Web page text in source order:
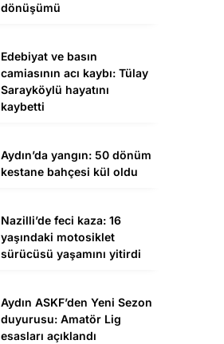
dönüşümü
Edebiyat ve basın
camiasının acı kaybı: Tülay
Sarayköylü hayatını
kaybetti
Aydın’da yangın: 50 dönüm
kestane bahçesi kül oldu
Nazilli’de feci kaza: 16
yaşındaki motosiklet
sürücüsü yaşamını yitirdi
Aydın ASKF’den Yeni Sezon
duyurusu: Amatör Lig
esasları açıklandı